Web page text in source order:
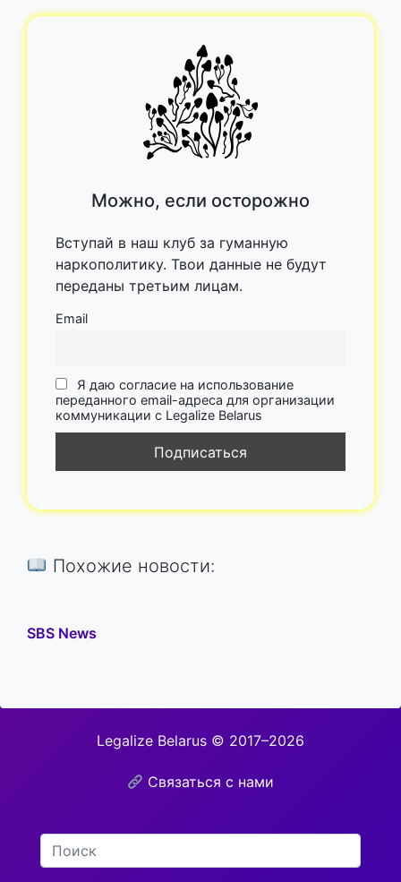
Можно, если осторожно
Вступай в наш клуб за гуманную
наркополитику. Твои данные не будут
переданы третьим лицам.
Email
Я даю согласие на использование
переданного email-адреса для организации
коммуникации с Legalize Belarus
Похожие новости:
SBS News
Legalize Belarus © 2017–2026
Связаться с нами